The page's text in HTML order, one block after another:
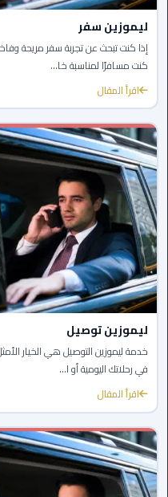
ليموزين
مصر
ليموزين
العجمي
ليموزين
الجيزة
ليموزين
رجال
الاعمال
ليموزين
حدائق
الاهرام
ليموزين
الشيخ
زايد
ليموزين
طنطا
ليموزين سفر
إذا كنت تبحث عن تجربة سفر مريحة
كنت مسافرًا لمناسبة خا...
اقرأ المقال
ليموزين توصيل
خدمة ليموزين التوصيل هي الخيار
في رحلاتك اليومية أو ا...
اقرأ المقال